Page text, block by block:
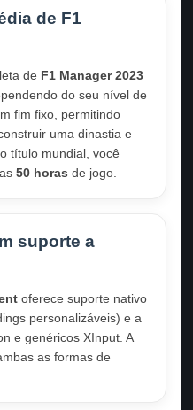
de F1
de F1 Manager 2023
do seu nível de
fim fixo, permitindo
uma dinastia e
título mundial, você
as50 horas de jogo.
suporte a
oferece suporte nativo
personalizáveis) e a
e genéricos XInput. A
as formas de